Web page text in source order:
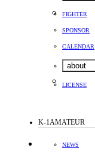
FIGHTER
SPONSOR
CALENDAR
about
LICENSE
K-1AMATEUR
NEWS